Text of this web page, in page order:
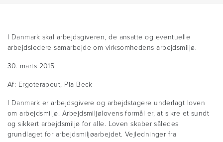
I Danmark skal arbejdsgiveren, de ansatte og eventuelle
arbejdsledere samarbejde om virksomhedens arbejdsmiljø.
30. marts 2015
Af: Ergoterapeut, Pia Beck
I Danmark er arbejdsgivere og arbejdstagere underlagt loven
om arbejdsmiljø. Arbejdsmiljølovens formål er, at sikre et sundt
og sikkert arbejdsmiljø for alle. Loven skaber således
grundlaget for arbejdsmiljøarbejdet. Vejledninger fra